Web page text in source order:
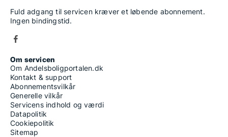
Fuld adgang til servicen kræver et løbende abonnement.
Ingen bindingstid.
Om servicen
Om Andelsboligportalen.dk
Kontakt & support
Abonnementsvilkår
Generelle vilkår
Servicens indhold og værdi
Datapolitik
Cookiepolitik
Sitemap